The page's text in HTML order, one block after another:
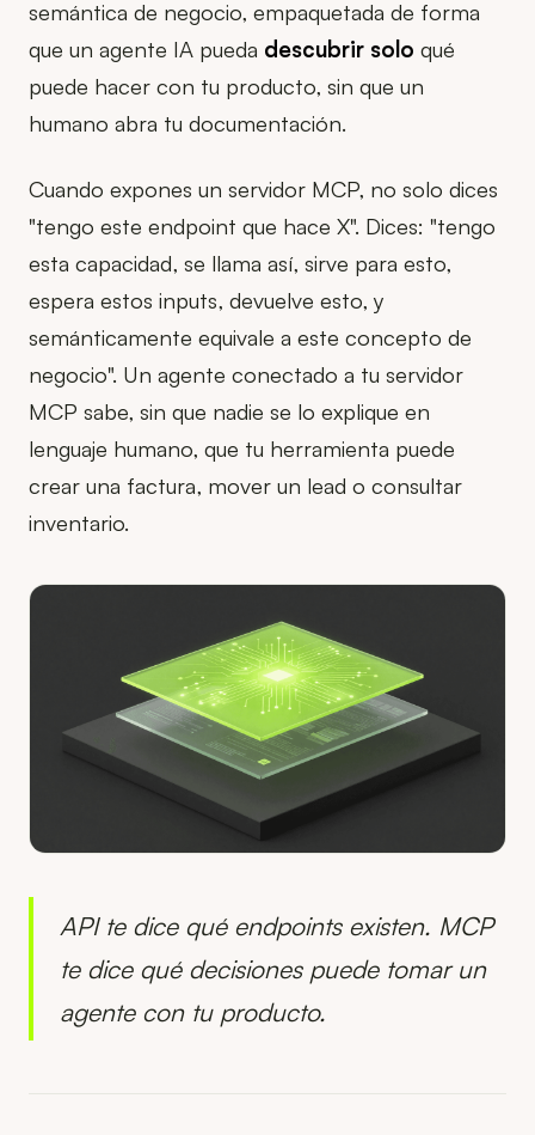
semántica de negocio, empaquetada de forma
que un agente IA pueda descubrir solo qué
puede hacer con tu producto, sin que un
humano abra tu documentación.
Cuando expones un servidor MCP, no solo dices
"tengo este endpoint que hace X". Dices: "tengo
esta capacidad, se llama así, sirve para esto,
espera estos inputs, devuelve esto, y
semánticamente equivale a este concepto de
negocio". Un agente conectado a tu servidor
MCP sabe, sin que nadie se lo explique en
lenguaje humano, que tu herramienta puede
crear una factura, mover un lead o consultar
inventario.
API te dice qué endpoints existen. MCP
te dice qué decisiones puede tomar un
agente con tu producto.